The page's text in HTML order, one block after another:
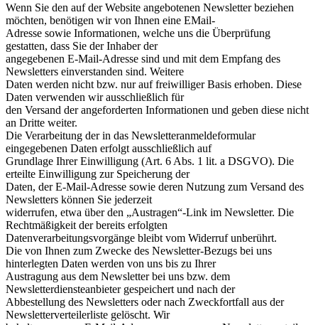
Wenn Sie den auf der Website angebotenen Newsletter beziehen
möchten, benötigen wir von Ihnen eine EMail-
Adresse sowie Informationen, welche uns die Überprüfung
gestatten, dass Sie der Inhaber der
angegebenen E-Mail-Adresse sind und mit dem Empfang des
Newsletters einverstanden sind. Weitere
Daten werden nicht bzw. nur auf freiwilliger Basis erhoben. Diese
Daten verwenden wir ausschließlich für
den Versand der angeforderten Informationen und geben diese nicht
an Dritte weiter.
Die Verarbeitung der in das Newsletteranmeldeformular
eingegebenen Daten erfolgt ausschließlich auf
Grundlage Ihrer Einwilligung (Art. 6 Abs. 1 lit. a DSGVO). Die
erteilte Einwilligung zur Speicherung der
Daten, der E-Mail-Adresse sowie deren Nutzung zum Versand des
Newsletters können Sie jederzeit
widerrufen, etwa über den „Austragen“-Link im Newsletter. Die
Rechtmäßigkeit der bereits erfolgten
Datenverarbeitungsvorgänge bleibt vom Widerruf unberührt.
Die von Ihnen zum Zwecke des Newsletter-Bezugs bei uns
hinterlegten Daten werden von uns bis zu Ihrer
Austragung aus dem Newsletter bei uns bzw. dem
Newsletterdiensteanbieter gespeichert und nach der
Abbestellung des Newsletters oder nach Zweckfortfall aus der
Newsletterverteilerliste gelöscht. Wir